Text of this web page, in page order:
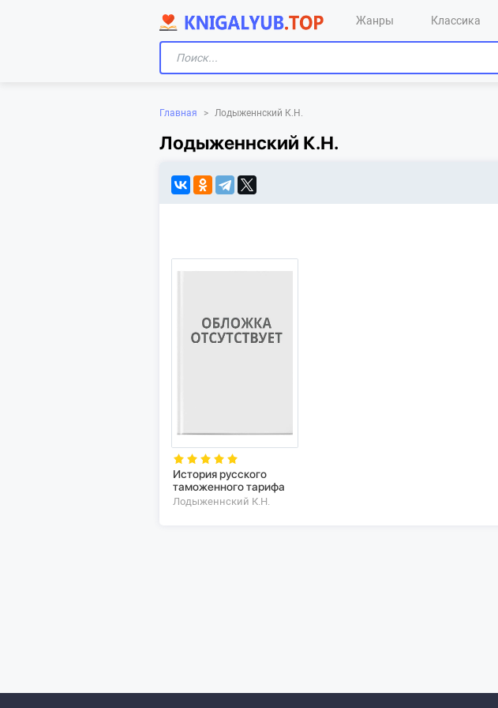
Жанры Классика
Главная > Лодыженнский К.Н.
Лодыженнский К.Н.
История русского
таможенного тарифа
Лодыженнский К.Н.